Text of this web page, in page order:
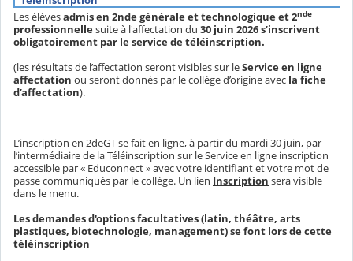
Les élèvesadmis en 2nde générale et technologique et 2nde
professionnellesuite à l'affectation du 30 juin 2026s’inscrivent
obligatoirement par le service de téléinscription.
(les résultats de l’affectation seront visibles sur leService en ligne
affectation ou seront donnés par le collège d’origine avec la fiche
d’affectation).
L’inscription en 2deGT se fait en ligne, à partir du mardi 30 juin, par
l’intermédiaire de la Téléinscription sur le Service en ligne inscription
accessible par « Educonnect » avec votre identifiant et votre mot de
passe communiqués par le collège. Un lien Inscription sera visible
dans le menu.
Les demandes d'options facultatives (latin, théâtre, arts
plastiques, biotechnologie, management) se font lors de cette
téléinscription